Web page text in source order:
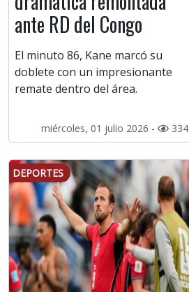
ante RD del Congo
El minuto 86, Kane marcó su
doblete con un impresionante
remate dentro del área.
miércoles, 01 julio 2026 - 334
DEPORTES